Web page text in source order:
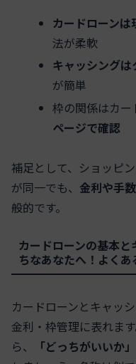
カードローンは
法が柔軟
キャッシング
が簡単
枠の関係はカー
ページで確認
補足として、ショッピ
が同一でも、 金利や手
般的です。
カードローンの基本
ちなあなたへ！よく
カードローンとキャッ
金利・枠管理に表れま
ら、
「どっちがいいか